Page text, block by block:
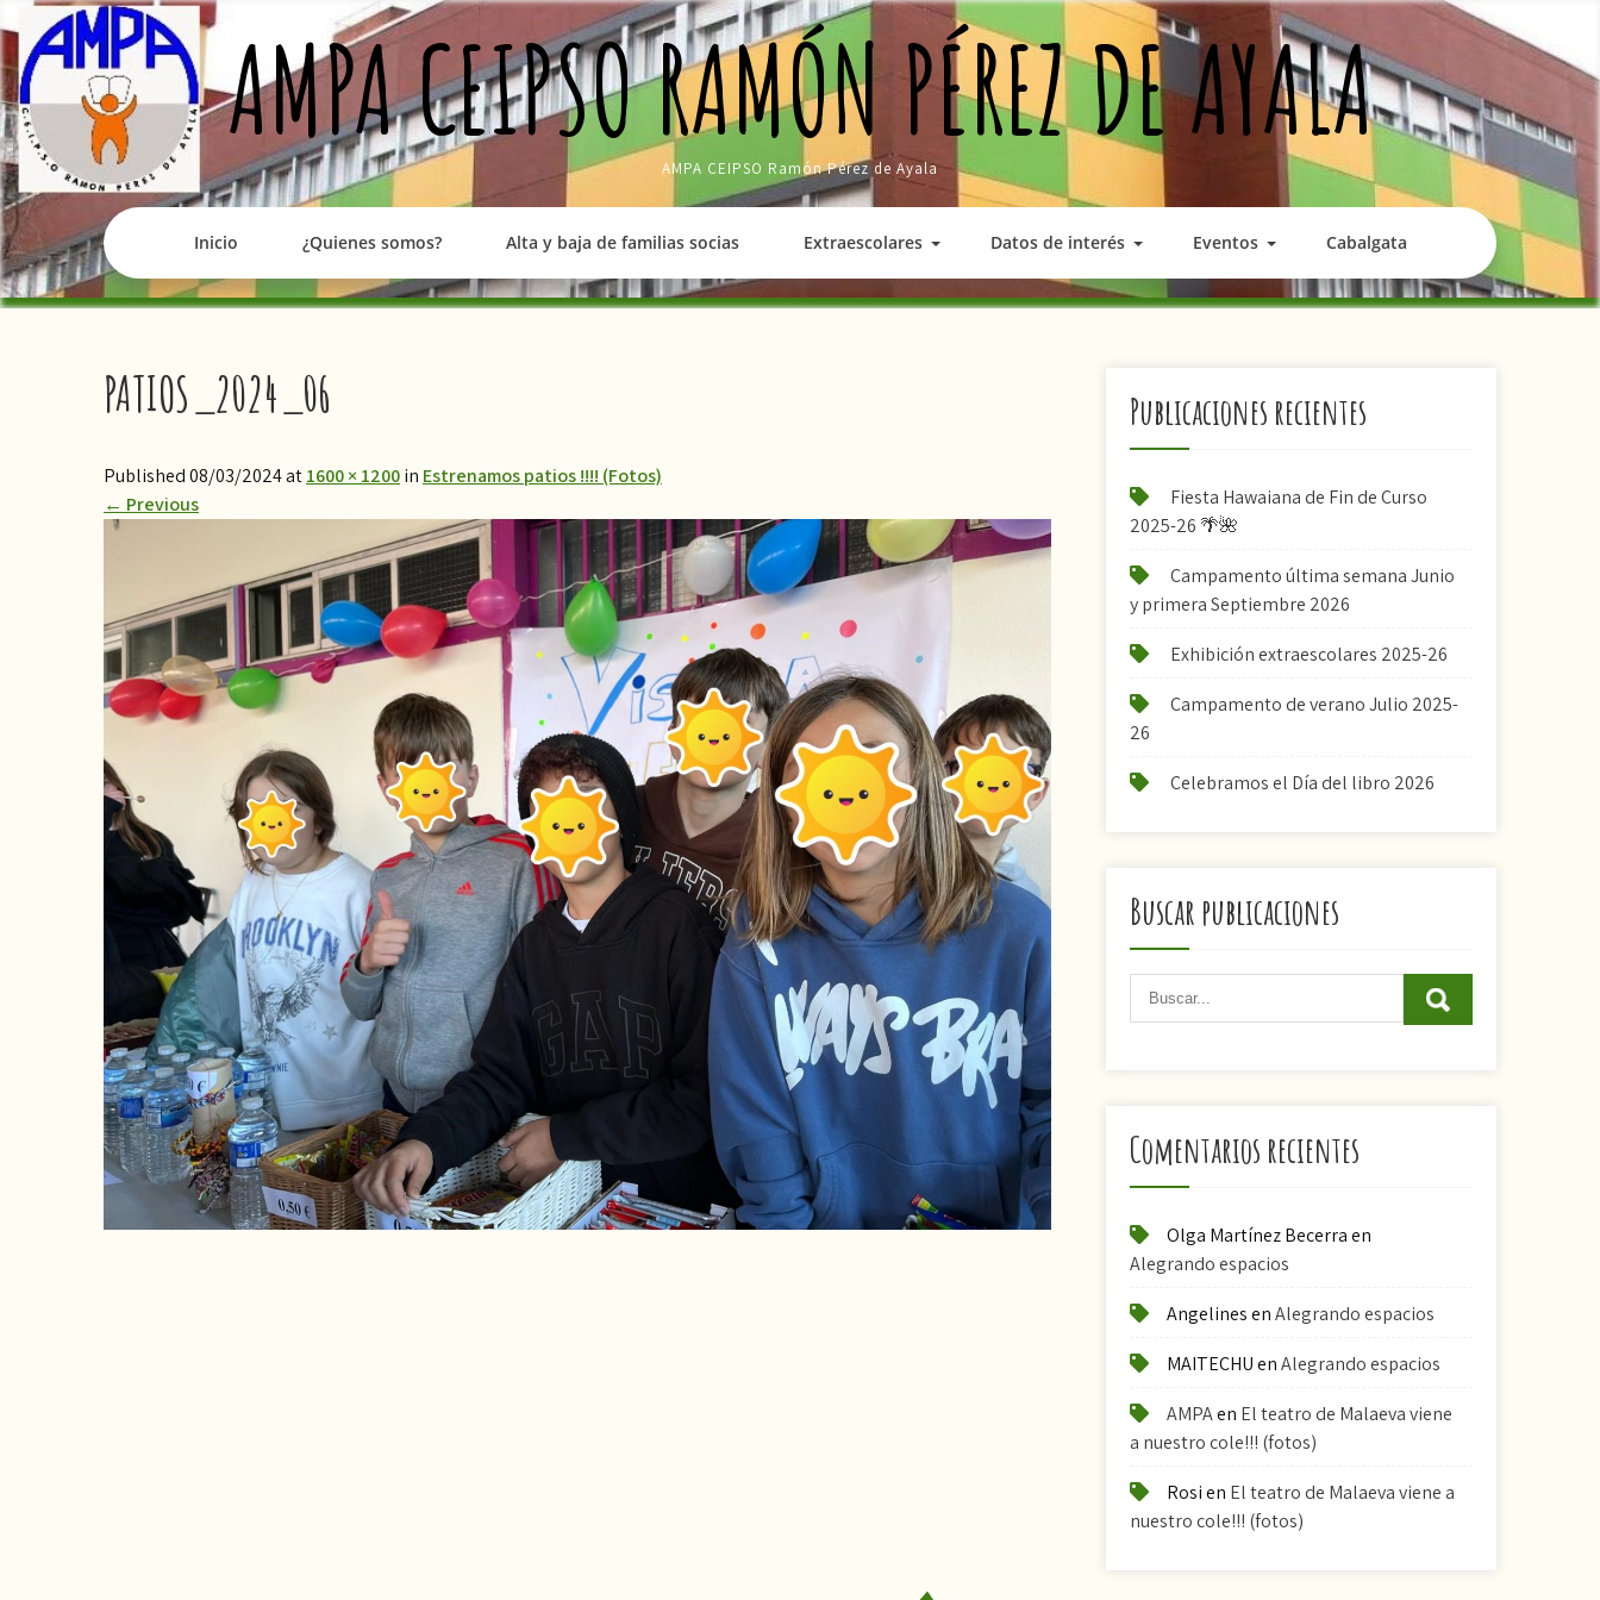
to
content
AMPA CEIPSO RAMÓN PÉREZ DE AYALA
AMPA CEIPSO Ramón Pérez de Ayala
Inicio ¿Quienes somos? Alta y baja de familias socias Extraescolares Datos de interés Eventos Cabalgata
PATIOS_2024_06
Published 08/03/2024 at1600 × 1200in Estrenamos patios !!!! (Fotos)
← Previous
Publicaciones recientes
Fiesta Hawaiana de Fin de Curso
2025-26 🌴🌺
Campamento última semana Junio
y primera Septiembre 2026
Exhibición extraescolares 2025-26
Campamento de verano Julio 2025-
26
Celebramos el Día del libro 2026
Buscar publicaciones
Comentarios recientes
Olga Martínez Becerraen
Alegrando espacios
AngelinesenAlegrando espacios
MAITECHUenAlegrando espacios
AMPAen El teatro de Malaeva viene
a nuestro cole!!! (fotos)
Rosien El teatro de Malaeva viene a
nuestro cole!!! (fotos)